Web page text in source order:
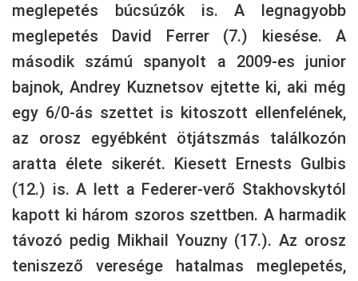
meglepetés búcsúzók is. A legnagyobb
meglepetés David Ferrer (7.) kiesése. A
második számú spanyolt a 2009-es junior
bajnok, Andrey Kuznetsov ejtette ki, aki még
egy 6/0-ás szettet is kitoszott ellenfelének,
az orosz egyébként ötjátszmás találkozón
aratta élete sikerét. Kiesett Ernests Gulbis
(12.) is. A lett a Federer-verő Stakhovskytól
kapott ki három szoros szettben. A harmadik
távozó pedig Mikhail Youzny (17.). Az orosz
teniszező veresége hatalmas meglepetés,